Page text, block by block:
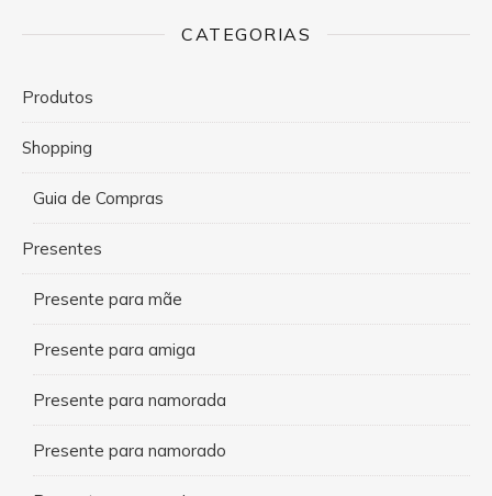
CATEGORIAS
Produtos
Shopping
Guia de Compras
Presentes
Presente para mãe
Presente para amiga
Presente para namorada
Presente para namorado